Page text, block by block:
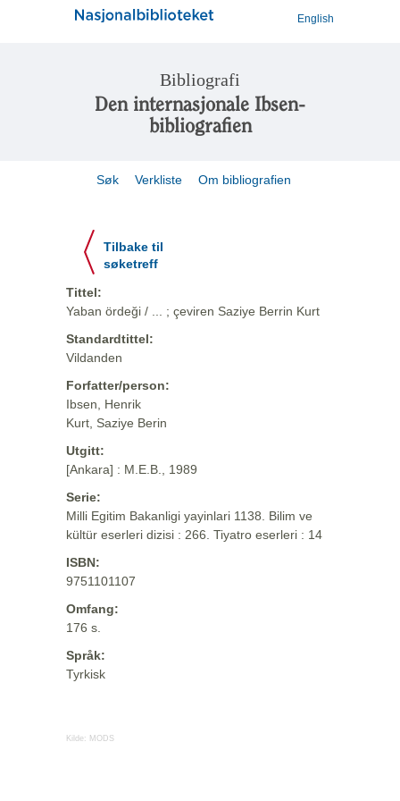
English
Bibliografi
Den internasjonale Ibsen-
bibliografien
Søk Verkliste Om bibliografien
Tilbake til
søketreff
Tittel:
Yaban ördeği / ... ; çeviren Saziye Berrin Kurt
Standardtittel:
Vildanden
Forfatter/person:
Ibsen, Henrik
Kurt, Saziye Berin
Utgitt:
[Ankara] : M.E.B., 1989
Serie:
Milli Egitim Bakanligi yayinlari 1138. Bilim ve
kültür eserleri dizisi : 266. Tiyatro eserleri : 14
ISBN:
9751101107
Omfang:
176 s.
Språk:
Tyrkisk
Kilde: MODS